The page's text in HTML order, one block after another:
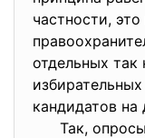
частности,
отдельных так
кандидатов на
Так, опросы,